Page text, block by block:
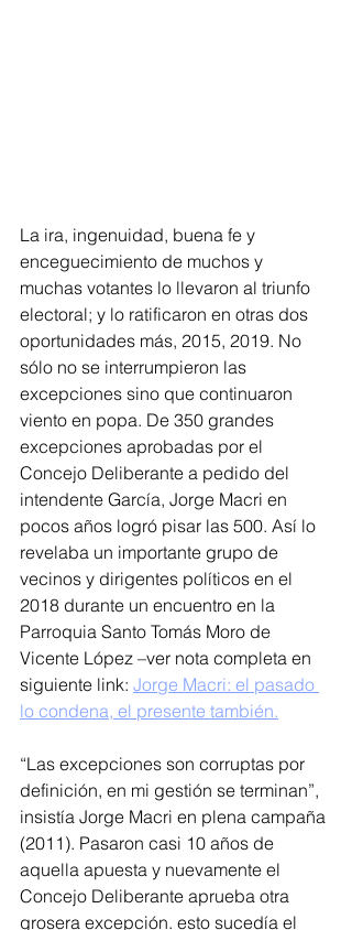
La ira, ingenuidad, buena fe y
enceguecimiento de muchos y
muchas votantes lo llevaron al triunfo
electoral; y lo ratificaron en otras dos
oportunidades más, 2015, 2019. No
sólo no se interrumpieron las
excepciones sino que continuaron
viento en popa. De 350 grandes
excepciones aprobadas por el
Concejo Deliberante a pedido del
intendente García, Jorge Macri en
pocos años logró pisar las 500. Así lo
revelaba un importante grupo de
vecinos y dirigentes políticos en el
2018 durante un encuentro en la
Parroquia Santo Tomás Moro de
Vicente López –ver nota completa en
siguiente link: Jorge Macri: el pasado
lo condena, el presente también.
“Las excepciones son corruptas por
definición, en mi gestión se terminan”,
insistía Jorge Macri en plena campaña
(2011). Pasaron casi 10 años de
aquella apuesta y nuevamente el
Concejo Deliberante aprueba otra
grosera excepción. esto sucedía el